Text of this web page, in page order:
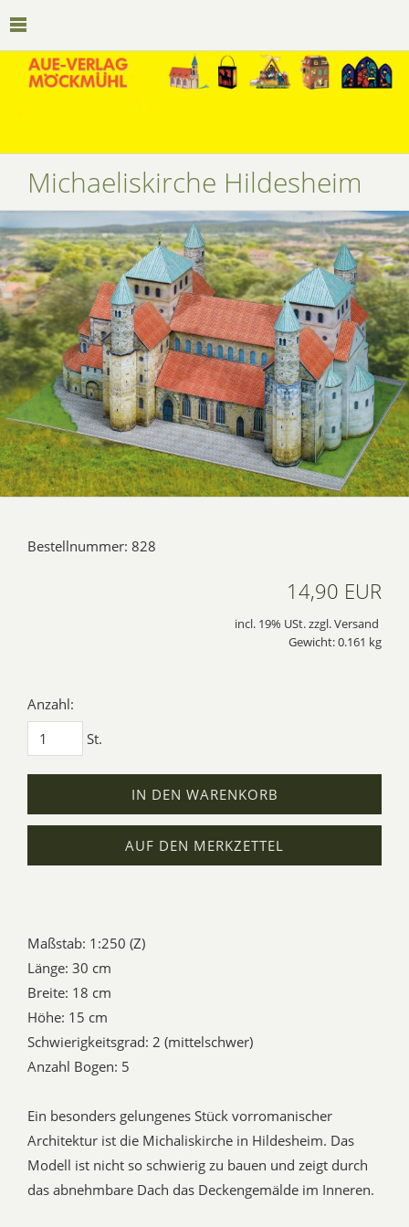
Michaeliskirche Hildesheim
Bestellnummer: 828
14,90 EUR
incl. 19% USt. zzgl. Versand
Gewicht: 0.161 kg
Anzahl:
St.
IN DEN WARENKORB
AUF DEN MERKZETTEL
Maßstab: 1:250 (Z)
Länge: 30 cm
Breite: 18 cm
Höhe: 15 cm
Schwierigkeitsgrad: 2 (mittelschwer)
Anzahl Bogen: 5
Ein besonders gelungenes Stück vorromanischer
Architektur ist die Michaliskirche in Hildesheim. Das
Modell ist nicht so schwierig zu bauen und zeigt durch
das abnehmbare Dach das Deckengemälde im Inneren.